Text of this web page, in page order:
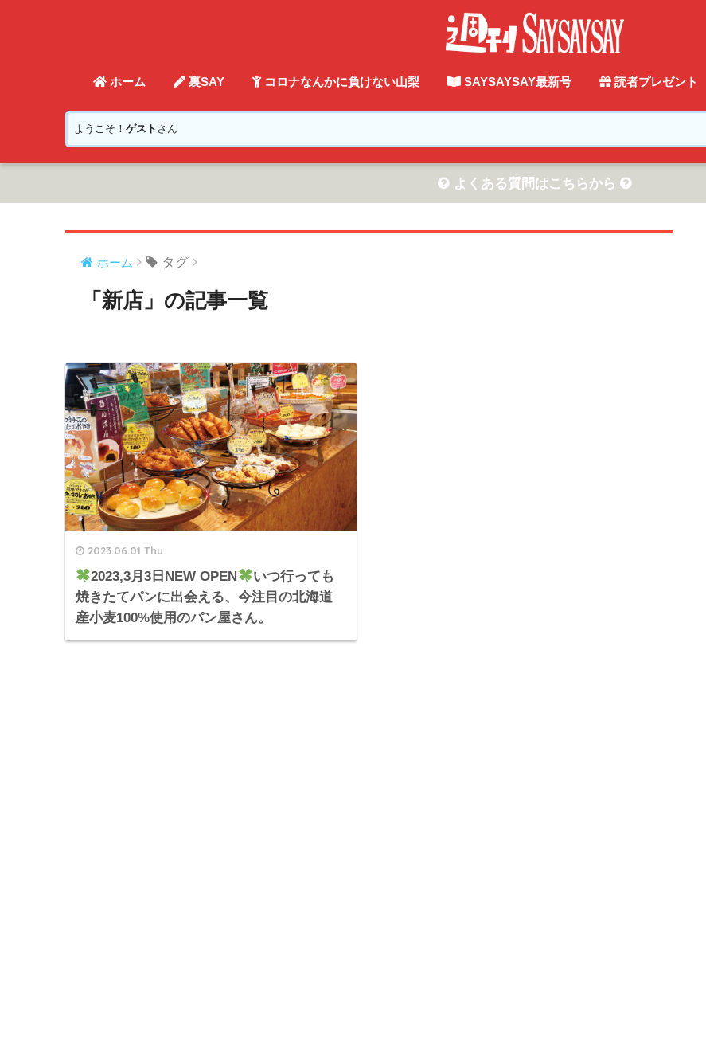
ホーム 裏SAY コロナなんかに負けない山梨 SAYSAYSAY最新号 読者プレゼント
ようこそ！ ゲスト さん
よくある質問はこちらから
ホーム タグ
「新店」の記事一覧
2023.06.01 Thu
2023,3月3日NEW OPEN
いつ行っても
焼きたてパンに出会える、今注目の北海道
産小麦100%使用のパン屋さん。